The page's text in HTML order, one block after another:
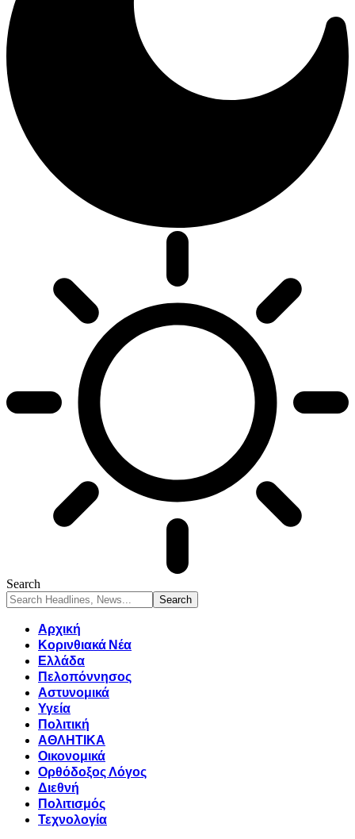
Search
Αρχική
Κορινθιακά Νέα
Ελλάδα
Πελοπόννησος
Αστυνομικά
Υγεία
Πολιτική
ΑΘΛΗΤΙΚΑ
Οικονομικά
Ορθόδοξος Λόγος
Διεθνή
Πολιτισμός
Τεχνολογία